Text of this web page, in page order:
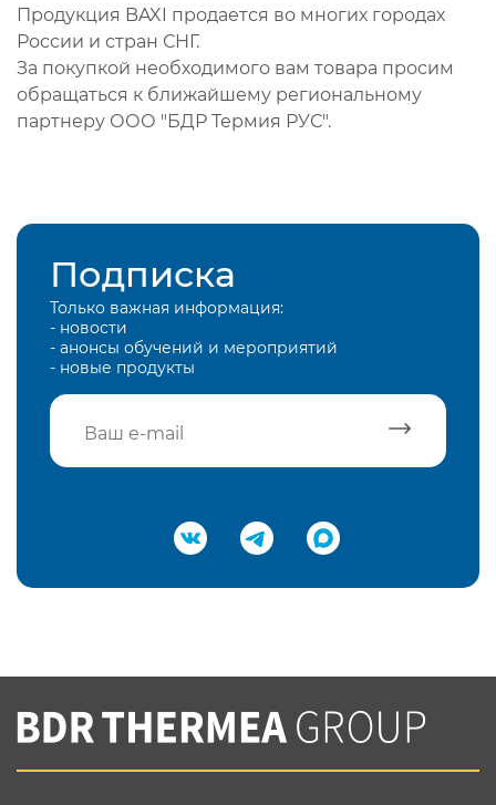
Продукция BAXI продается во многих городах
России и стран СНГ.
За покупкой необходимого вам товара просим
обращаться к ближайшему региональному
партнеру ООО "БДР Термия РУС".
Подписка
Только важная информация:
- новости
- анонсы обучений и мероприятий
- новые продукты
Подтвердить e-mail
Вы соглашаетесь с нашей политикой
конфеденциальности